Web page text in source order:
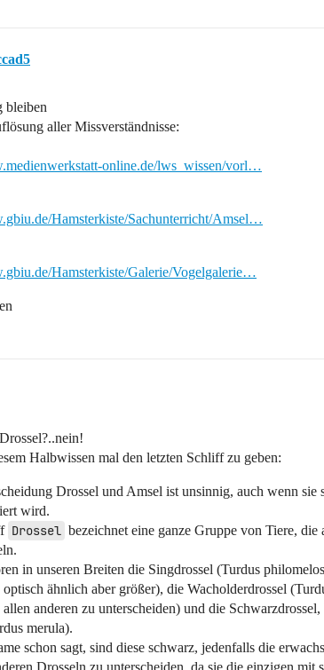
bleiben
aller Missverständnisse:
online.de/lws_wissen/vorl…
Hamsterkiste/Sachunterricht/Amsel…
Hamsterkiste/Galerie/Vogelgalerie…
Halbwissen mal den letzten Schliff zu geben:
Drossel und Amsel ist unsinnig, auch wenn sie
wird.
Drossel bezeichnet eine ganze Gruppe von Tiere,
in unseren Breiten die Singdrossel (Turdus
ähnlich aber größer), die Wacholderdrossel
anderen zu unterscheiden) und die
merula).
schon sagt, sind diese schwarz, jedenfalls die
Drosseln zu unterscheiden, da sie die einzigen mit